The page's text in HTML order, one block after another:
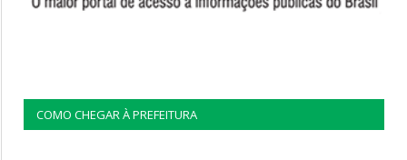
COMO CHEGAR À PREFEITURA